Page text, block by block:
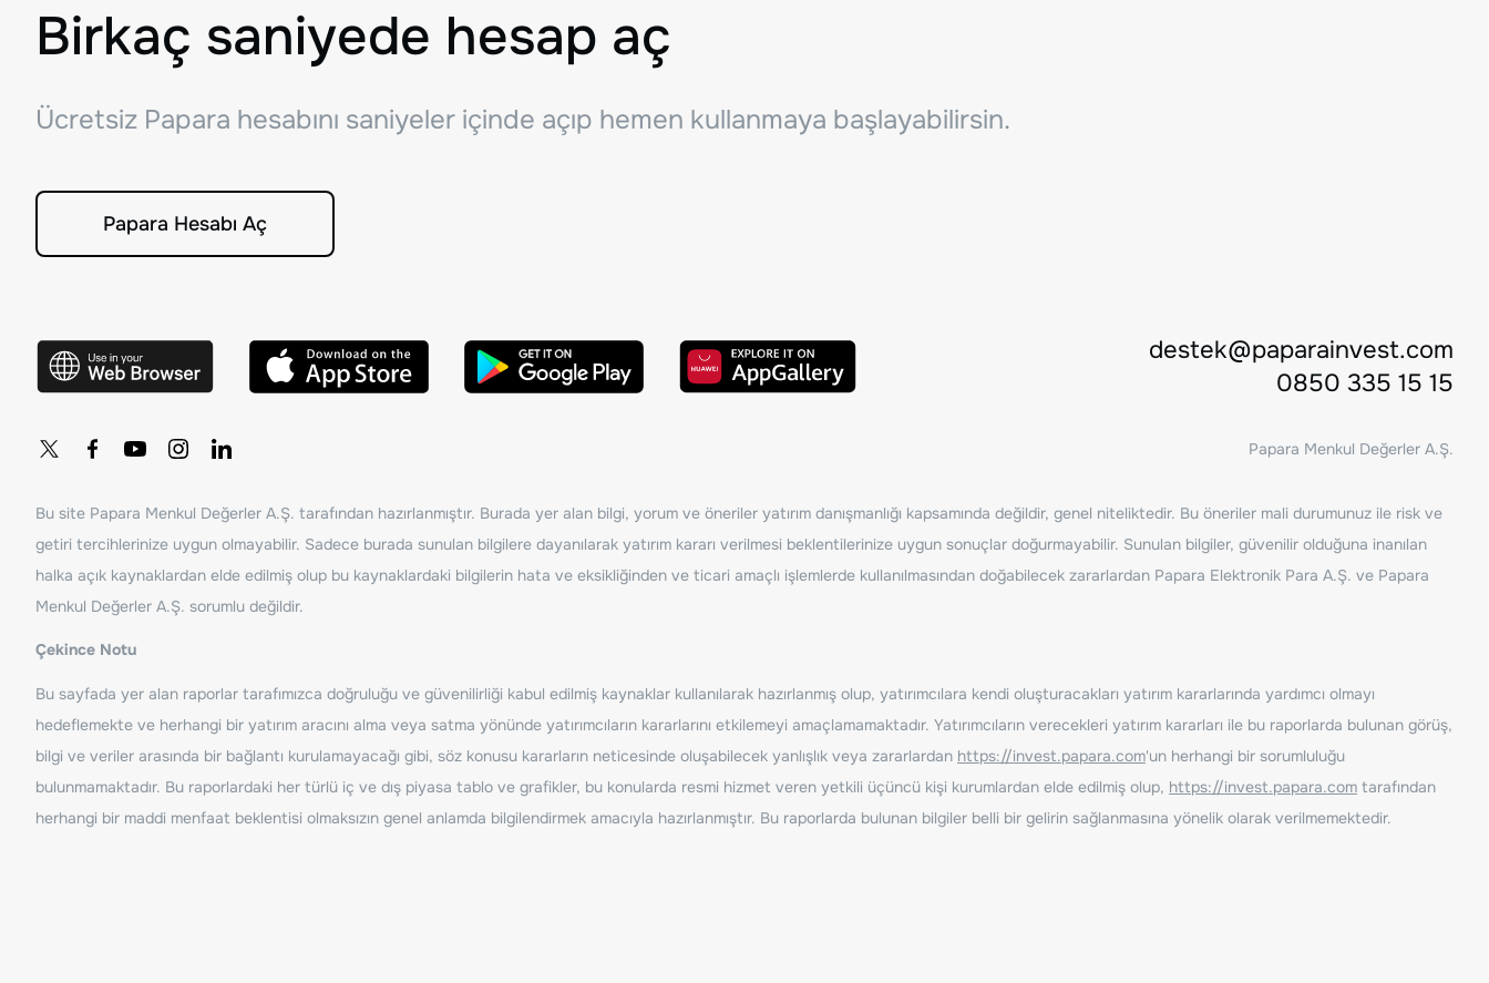
Birkaç saniyede hesap aç
Ücretsiz Papara hesabını saniyeler içinde açıp hemen kullanmaya başlayabilirsin.
Papara Hesabı Aç
destek@paparainvest.com
0850 335 15 15
Papara Menkul Değerler A.Ş.
Bu site Papara Menkul Değerler A.Ş. tarafından hazırlanmıştır. Burada yer alan bilgi, yorum ve öneriler yatırım danışmanlığı kapsamında değildir, genel niteliktedir. Bu öneriler mali durumunuz ile risk ve
getiri tercihlerinize uygun olmayabilir. Sadece burada sunulan bilgilere dayanılarak yatırım kararı verilmesi beklentilerinize uygun sonuçlar doğurmayabilir. Sunulan bilgiler, güvenilir olduğuna inanılan
halka açık kaynaklardan elde edilmiş olup bu kaynaklardaki bilgilerin hata ve eksikliğinden ve ticari amaçlı işlemlerde kullanılmasından doğabilecek zararlardan Papara Elektronik Para A.Ş. ve Papara
Menkul Değerler A.Ş. sorumlu değildir.
Çekince Notu
Bu sayfada yer alan raporlar tarafımızca doğruluğu ve güvenilirliği kabul edilmiş kaynaklar kullanılarak hazırlanmış olup, yatırımcılara kendi oluşturacakları yatırım kararlarında yardımcı olmayı
hedeflemekte ve herhangi bir yatırım aracını alma veya satma yönünde yatırımcıların kararlarını etkilemeyi amaçlamamaktadır. Yatırımcıların verecekleri yatırım kararları ile bu raporlarda bulunan görüş,
bilgi ve veriler arasında bir bağlantı kurulamayacağı gibi, söz konusu kararların neticesinde oluşabilecek yanlışlık veya zararlardan https://invest.papara.com'un herhangi bir sorumluluğu
bulunmamaktadır. Bu raporlardaki her türlü iç ve dış piyasa tablo ve grafikler, bu konularda resmi hizmet veren yetkili üçüncü kişi kurumlardan elde edilmiş olup, https://invest.papara.com tarafından
herhangi bir maddi menfaat beklentisi olmaksızın genel anlamda bilgilendirmek amacıyla hazırlanmıştır. Bu raporlarda bulunan bilgiler belli bir gelirin sağlanmasına yönelik olarak verilmemektedir.